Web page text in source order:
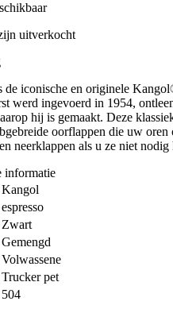
uitverkocht
de iconische en originele
werd ingevoerd in 1954,
hij is gemaakt. Deze
oorflappen die uw oren
neerklappen als u ze niet nodig
informatie
Kangol
espresso
Zwart
Gemengd
Volwassene
Trucker pet
504